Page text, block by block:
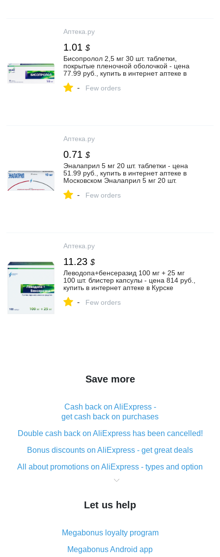
Аптека.ру
1.01 $
Бисопролол 2,5 мг 30 шт. таблетки,
покрытые пленочной оболочкой - цена
77.99 руб., купить в интернет аптеке в
таблетки, покрытые пленочной
- Few orders
Аптека.ру
0.71 $
Эналаприл 5 мг 20 шт. таблетки - цена
51.99 руб., купить в интернет аптеке в
Московском Эналаприл 5 мг 20 шт.
- Few orders
Аптека.ру
11.23 $
Леводопа+бенсеразид 100 мг + 25 мг
100 шт. блистер капсулы - цена 814 руб.,
купить в интернет аптеке в Курске
100 шт. блистер капсулы, инструкция по
- Few orders
Save more
Cash back on AliExpress -
get cash back on purchases
Double cash back on AliExpress has been cancelled!
Bonus discounts on AliExpress - get great deals
All about promotions on AliExpress - types and option
What is cash back when making purchases on
The best place to download cash back for AliExpress
What is the AliExpress cash back plugin and what are
its advantages
Let us help
Megabonus loyalty program
Megabonus Android app